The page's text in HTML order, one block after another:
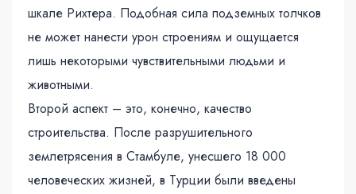
шкале Рихтера. Подобная сила подземных толчков
не может нанести урон строениям и ощущается
лишь некоторыми чувствительными людьми и
животными.
Второй аспект – это, конечно, качество
строительства. После разрушительного
землетрясения в Стамбуле, унесшего 18 000
человеческих жизней, в Турции были введены